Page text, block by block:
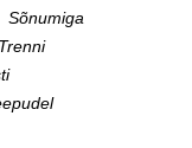
Sõnumiga
Trenni